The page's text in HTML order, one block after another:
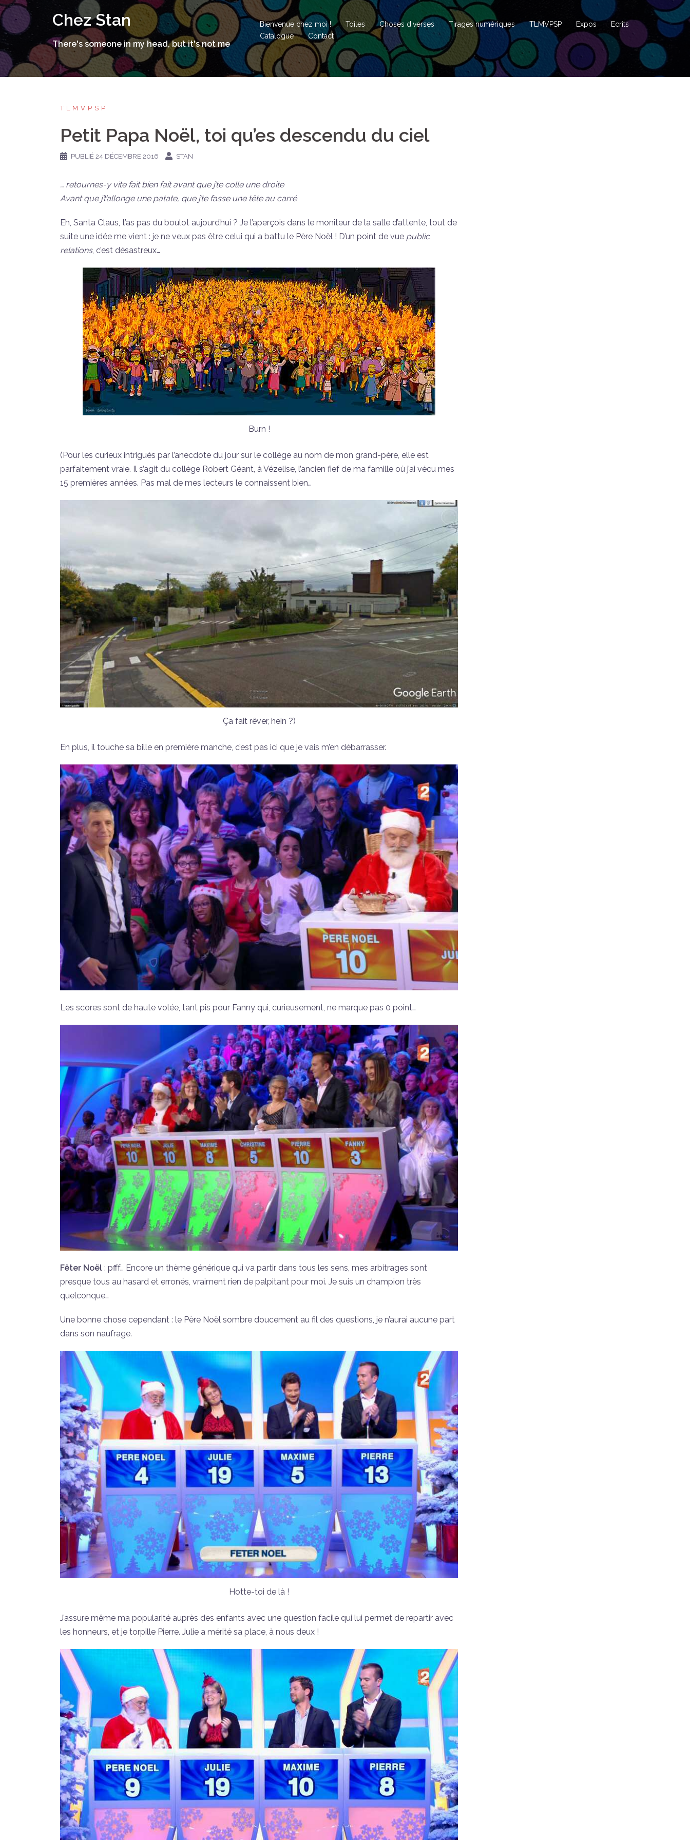
Aller
au
contenu
Chez Stan
There's someone in my head, but it's not me
Bienvenue chez moi ! Toiles Choses diverses Tirages numériques TLMVPSP Expos
Ecrits
Catalogue
Contact
TLMVPSP
Petit Papa Noël, toi qu’es descendu du ciel
PUBLIÉ 24 DÉCEMBRE 2016 STAN
… retournes-y vite fait bien fait avant que j’te colle une droite
Avant que j’t’allonge une patate, que j’te fasse une tête au carré
Eh, Santa Claus, t’as pas du boulot aujourd’hui ? Je l’aperçois dans le moniteur de la salle d’attente, tout de
suite une idée me vient : je ne veux pas être celui qui a battu le Père Noël ! D’un point de vue public
relations, c’est désastreux…
Burn !
(Pour les curieux intrigués par l’anecdote du jour sur le collège au nom de mon grand-père, elle est
parfaitement vraie. Il s’agit du collège Robert Géant, à Vézelise, l’ancien fief de ma famille où j’ai vécu mes
15 premières années. Pas mal de mes lecteurs le connaissent bien…
Ça fait rêver, hein ?)
En plus, il touche sa bille en première manche, c’est pas ici que je vais m’en débarrasser.
Les scores sont de haute volée, tant pis pour Fanny qui, curieusement, ne marque pas 0 point…
Fêter Noël : pfff… Encore un thème générique qui va partir dans tous les sens, mes arbitrages sont
presque tous au hasard et erronés, vraiment rien de palpitant pour moi. Je suis un champion très
quelconque…
Une bonne chose cependant : le Père Noël sombre doucement au fil des questions, je n’aurai aucune part
dans son naufrage.
Hotte-toi de là !
J’assure même ma popularité auprès des enfants avec une question facile qui lui permet de repartir avec
les honneurs, et je torpille Pierre. Julie a mérité sa place, à nous deux !